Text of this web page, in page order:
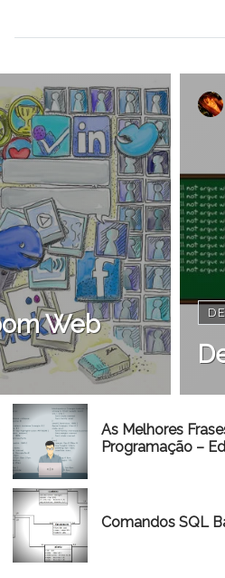
Web
As Melhores
Programação –
Comandos SQL